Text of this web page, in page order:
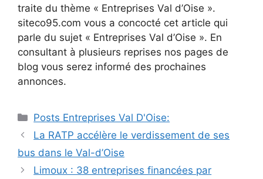
traite du thème « Entreprises Val d’Oise ».
siteco95.com vous a concocté cet article qui
parle du sujet « Entreprises Val d’Oise ». En
consultant à plusieurs reprises nos pages de
blog vous serez informé des prochaines
annonces.
Catégories
Posts Entreprises Val D'Oise:
Navigation
des
La RATP accélère le verdissement de ses
bus dans le Val-d’Oise
Limoux : 38 entreprises financées par